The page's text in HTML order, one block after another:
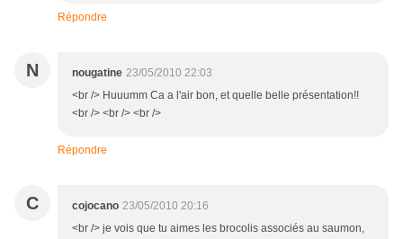
Répondre
N nougatine 23/05/2010 22:03
<br /> Huuumm Ca a l'air bon, et quelle belle présentation!!
<br /> <br /> <br />
Répondre
C cojocano 23/05/2010 20:16
<br /> je vois que tu aimes les brocolis associés au saumon,